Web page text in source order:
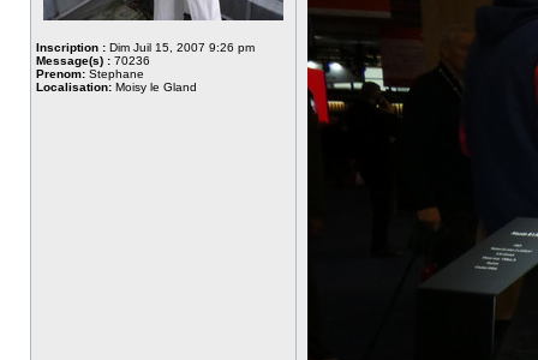
Inscription : Dim Juil 15, 2007 9:26 pm
Message(s) : 70236
Prenom: Stephane
Localisation: Moisy le Gland